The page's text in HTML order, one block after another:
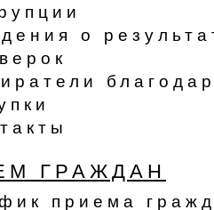
о
ГРАЖДАН
приема